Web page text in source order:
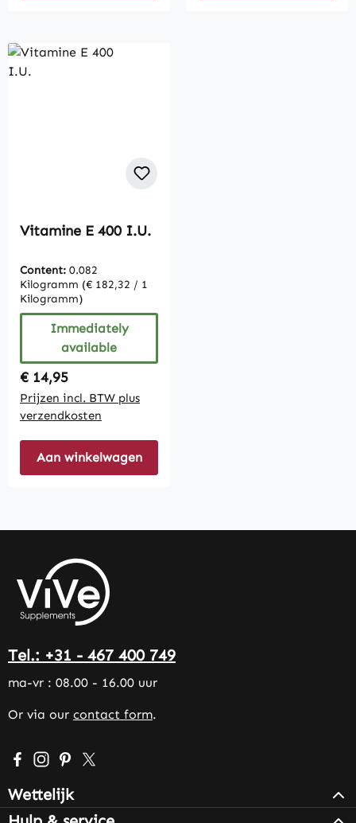
Vitamine E 400 I.U.
Content: 0.082
Kilogramm (€ 182,32 / 1
Kilogramm)
Immediately
available
Regular price:
€ 14,95
Prijzen incl. BTW plus
verzendkosten
Aan winkelwagen
Tel.: +31 - 467 400 749
ma-vr : 08.00 - 16.00 uur
Or via our contact form.
Visit us on Facebook – opens in a new browser tab
Check us out on Instagram – opens in a new
Get inspired on Pinterest – opens in a new
Follow us on X – opens in a new browser
Wettelijk